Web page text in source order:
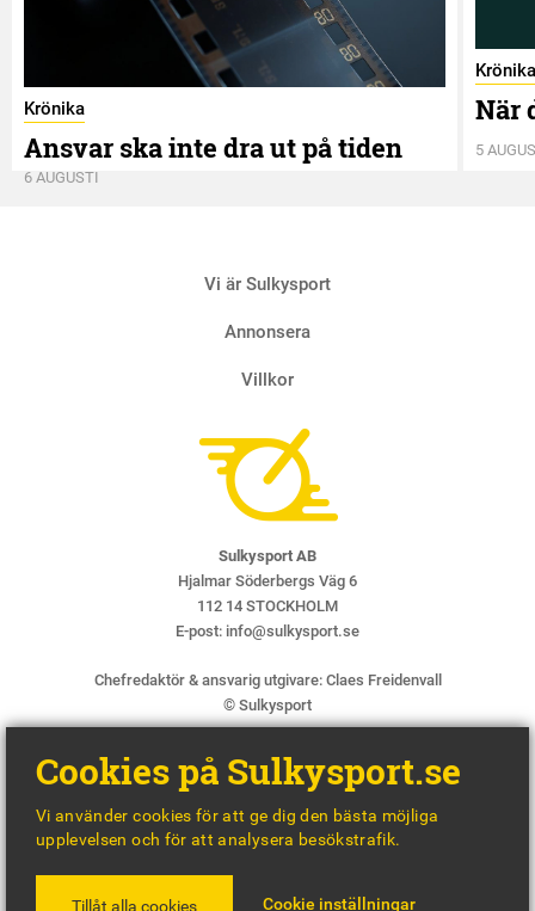
Krönika
Ansvar ska inte dra ut på tiden
6 AUGUSTI
Krönika
När
5
Vi är Sulkysport
Annonsera
Villkor
Sulkysport AB
Hjalmar Söderbergs Väg 6
112 14 STOCKHOLM
E-post: info@sulkysport.se
Chefredaktör & ansvarig utgivare: Claes Freidenvall
© Sulkysport
BY
Cookies på Sulkysport.se
Vi använder cookies för att ge dig den bästa möjliga
upplevelsen och för att analysera besökstrafik.
Tillåt alla cookies Cookie inställningar